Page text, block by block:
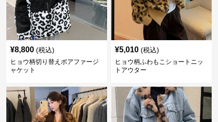
¥8,800 (税込)
ヒョウ柄切り替えボアファージ
ャケット
¥5,010 (税込)
ヒョウ柄ふわもこショートニッ
トアウター